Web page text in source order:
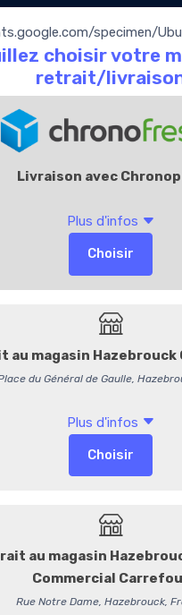
specimen/Ubuntu
La Boutique